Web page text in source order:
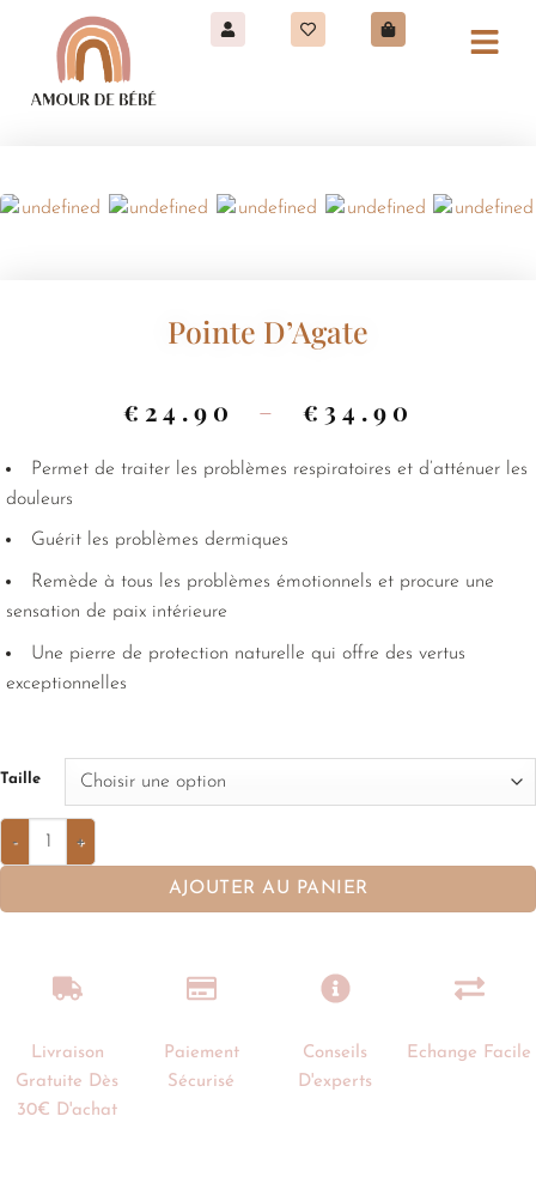
Pointe D’Agate
€ 24.90 – € 34.90
Permet de traiter les problèmes respiratoires et d’atténuer les
douleurs
Guérit les problèmes dermiques
Remède à tous les problèmes émotionnels et procure une
sensation de paix intérieure
Une pierre de protection naturelle qui offre des vertus
exceptionnelles
Taille
AJOUTER AU PANIER
Livraison
Gratuite Dès
30€ D'achat
Paiement
Sécurisé
Conseils
D'experts
Echange Facile